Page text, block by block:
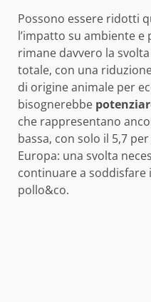
Possono essere ridotti
l’impatto su ambiente e
rimane davvero la
totale, con una
di origine animale per
bisognerebbe
che rappresentano
bassa, con solo il 5,7
Europa: una svolta
continuare a
pollo&co.